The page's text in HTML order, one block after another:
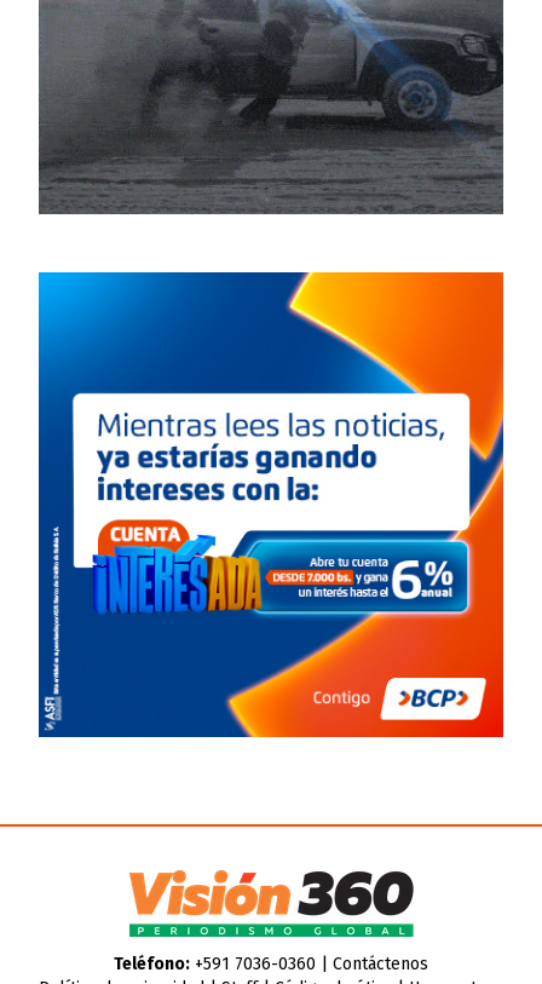
Teléfono:+591 7036-0360 | Contáctenos